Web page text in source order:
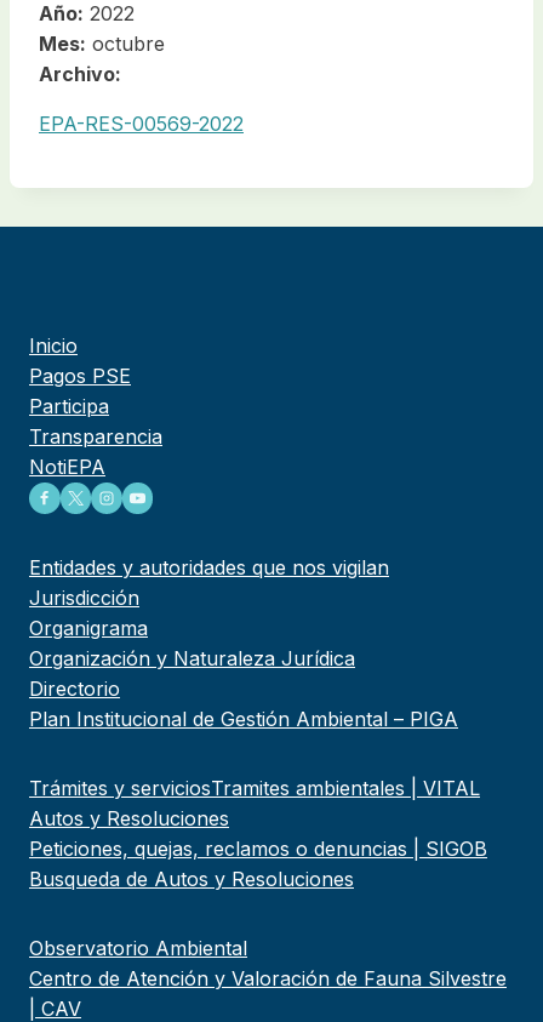
Año: 2022
Mes: octubre
Archivo:
EPA-RES-00569-2022
Inicio
Pagos PSE
Participa
Transparencia
NotiEPA
Entidades y autoridades que nos vigilan
Jurisdicción
Organigrama
Organización y Naturaleza Jurídica
Directorio
Plan Institucional de Gestión Ambiental – PIGA
Trámites y serviciosTramites ambientales | VITAL
Autos y Resoluciones
Peticiones, quejas, reclamos o denuncias | SIGOB
Busqueda de Autos y Resoluciones
Observatorio Ambiental
Centro de Atención y Valoración de Fauna Silvestre
| CAV